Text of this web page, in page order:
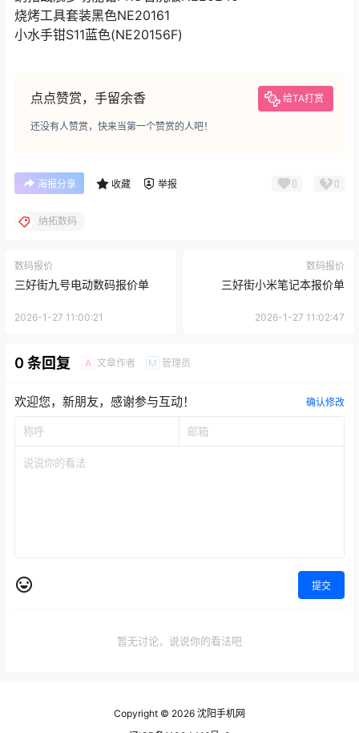
烧烤工具套装黑色NE20161
小水手钳S11蓝色(NE20156F)
点点赞赏，手留余香 给TA打赏
还没有人赞赏，快来当第一个赞赏的人吧！
海报分享 收藏 举报 0 0
纳拓数码
数码报价
三好街九号电动数码报价单
2026-1-27 11:00:21
数码报价
三好街小米笔记本报价单
2026-1-27 11:02:47
0 条回复 A 文章作者 M 管理员
欢迎您，新朋友，感谢参与互动！ 确认修改
提交
暂无讨论，说说你的看法吧
Copyright © 2026 沈阳手机网